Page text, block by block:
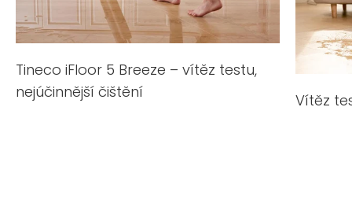
Tineco iFloor 5 Breeze – vítěz testu,
nejúčinnější čištění
Vítěz